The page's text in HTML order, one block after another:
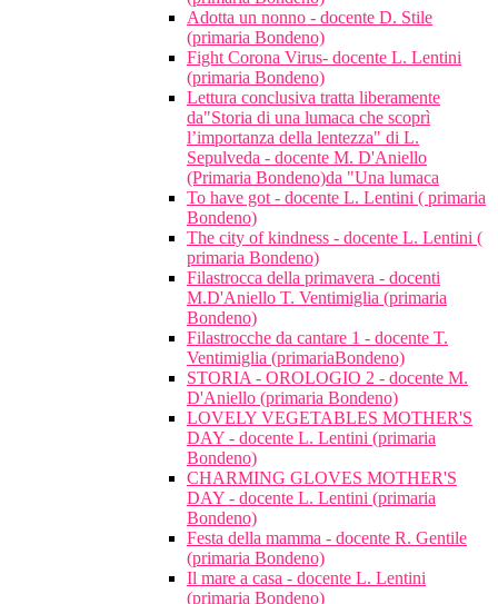
Adotta un nonno - docente D. Stile
(primaria Bondeno)
Fight Corona Virus- docente L. Lentini
(primaria Bondeno)
Lettura conclusiva tratta liberamente
da"Storia di una lumaca che scoprì
l’importanza della lentezza" di L.
Sepulveda - docente M. D'Aniello
(Primaria Bondeno)da "Una lumaca
To have got - docente L. Lentini ( primaria
Bondeno)
The city of kindness - docente L. Lentini (
primaria Bondeno)
Filastrocca della primavera - docenti
M.D'Aniello T. Ventimiglia (primaria
Bondeno)
Filastrocche da cantare 1 - docente T.
Ventimiglia (primariaBondeno)
STORIA - OROLOGIO 2 - docente M.
D'Aniello (primaria Bondeno)
LOVELY VEGETABLES MOTHER'S
DAY - docente L. Lentini (primaria
Bondeno)
CHARMING GLOVES MOTHER'S
DAY - docente L. Lentini (primaria
Bondeno)
Festa della mamma - docente R. Gentile
(primaria Bondeno)
Il mare a casa - docente L. Lentini
(primaria Bondeno)